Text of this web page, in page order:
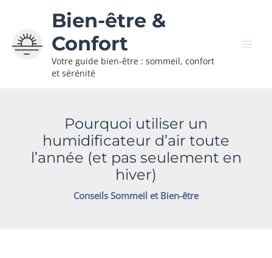
contenu
Bien-être &
Confort
Votre guide bien-être : sommeil, confort
et sérénité
Pourquoi utiliser un
humidificateur d’air toute
l’année (et pas seulement en
hiver)
Conseils Sommeil et Bien-être